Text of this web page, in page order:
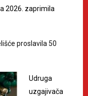
2026. zaprimila
proslavila 50
Udruga
uzgajivača